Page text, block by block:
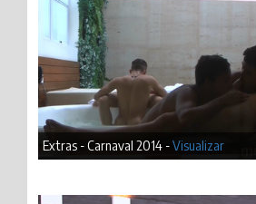
Extras - Carnaval 2014 -Visualizar